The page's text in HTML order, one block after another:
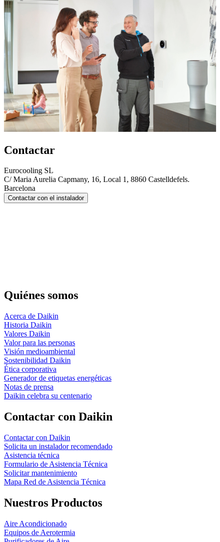
Contactar
Eurocooling SL
C/ Maria Aurelia Capmany, 16, Local 1, 8860 Castelldefels.
Barcelona
Contactar con el instalador
Quiénes somos
Acerca de Daikin
Historia Daikin
Valores Daikin
Valor para las personas
Visión medioambiental
Sostenibilidad Daikin
Ética corporativa
Generador de etiquetas energéticas
Notas de prensa
Daikin celebra su centenario
Contactar con Daikin
Contactar con Daikin
Solicita un instalador recomendado
Asistencia técnica
Formulario de Asistencia Técnica
Solicitar mantenimiento
Mapa Red de Asistencia Técnica
Nuestros Productos
Aire Acondicionado
Equipos de Aerotermia